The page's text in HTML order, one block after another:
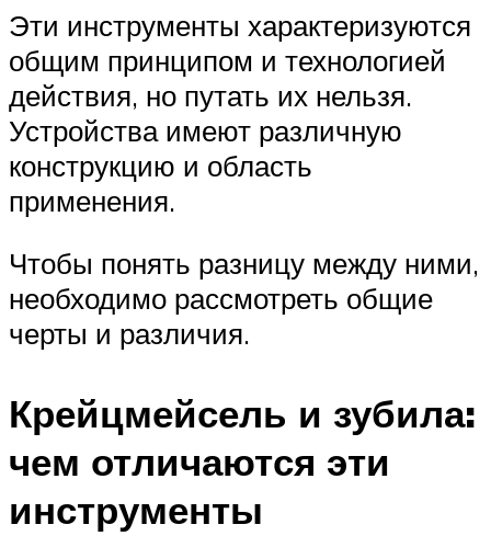
Эти инструменты характеризуются
общим принципом и технологией
действия, но путать их нельзя.
Устройства имеют различную
конструкцию и область
применения.
Чтобы понять разницу между ними,
необходимо рассмотреть общие
черты и различия.
Крейцмейсель и зубила:
чем отличаются эти
инструменты